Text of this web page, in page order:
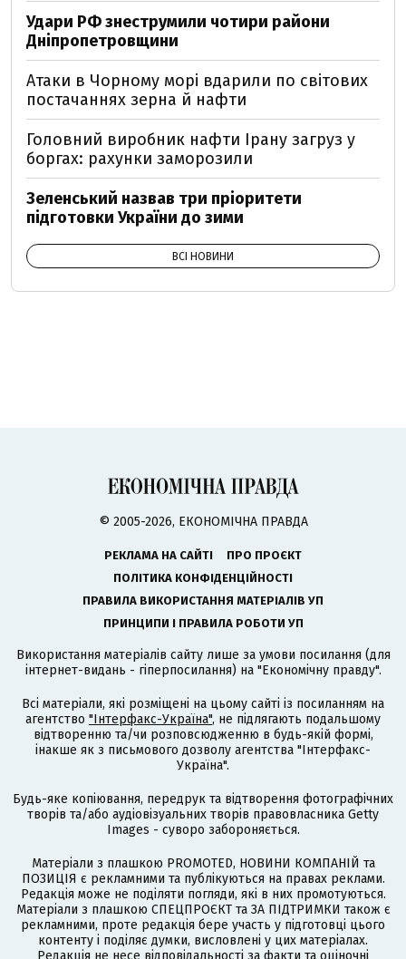
Удари РФ знеструмили чотири райони
Дніпропетровщини
Атаки в Чорному морі вдарили по світових
постачаннях зерна й нафти
Головний виробник нафти Ірану загруз у
боргах: рахунки заморозили
Зеленський назвав три пріоритети
підготовки України до зими
ВСІ НОВИНИ
© 2005-2026, ЕКОНОМІЧНА ПРАВДА
РЕКЛАМА НА САЙТІ
ПРО ПРОЄКТ
ПОЛІТИКА КОНФІДЕНЦІЙНОСТІ
ПРАВИЛА ВИКОРИСТАННЯ МАТЕРІАЛІВ УП
ПРИНЦИПИ І ПРАВИЛА РОБОТИ УП
Використання матеріалів сайту лише за умови посилання (для
інтернет-видань - гіперпосилання) на "Економічну правду".
Всі матеріали, які розміщені на цьому сайті із посиланням на
агентство "Інтерфакс-Україна", не підлягають подальшому
відтворенню та/чи розповсюдженню в будь-якій формі,
інакше як з письмового дозволу агентства "Інтерфакс-
Україна".
Будь-яке копіювання, передрук та відтворення фотографічних
творів та/або аудіовізуальних творів правовласника Getty
Images - суворо забороняється.
Матеріали з плашкою PROMOTED, НОВИНИ КОМПАНІЙ та
ПОЗИЦІЯ є рекламними та публікуються на правах реклами.
Редакція може не поділяти погляди, які в них промотуються.
Матеріали з плашкою СПЕЦПРОЄКТ та ЗА ПІДТРИМКИ також є
рекламними, проте редакція бере участь у підготовці цього
контенту і поділяє думки, висловлені у цих матеріалах.